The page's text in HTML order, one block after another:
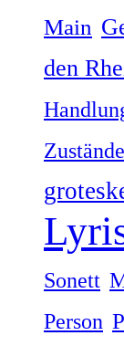
Main
den
Sonett
Person